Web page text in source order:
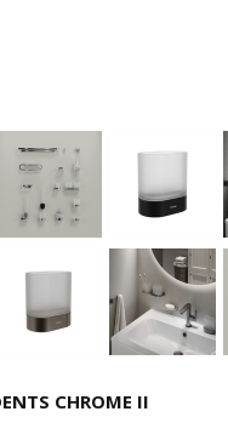
CHROME II